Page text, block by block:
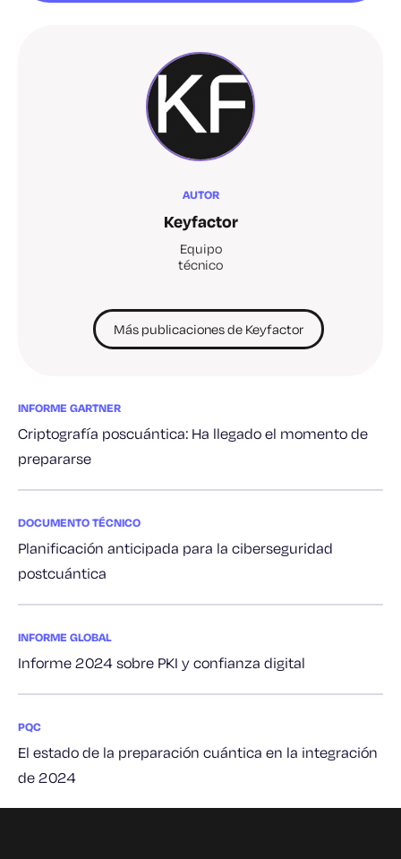
AUTOR
Keyfactor
Equipo
técnico
Más publicaciones de Keyfactor
INFORME GARTNER
Criptografía poscuántica: Ha llegado el momento de
prepararse
DOCUMENTO TÉCNICO
Planificación anticipada para la ciberseguridad
postcuántica
INFORME GLOBAL
Informe 2024 sobre PKI y confianza digital
PQC
El estado de la preparación cuántica en la integración
de 2024